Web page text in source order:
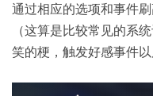
通过相应的选项和事件
（这算是比较常见的系
笑的梗，触发好感事件